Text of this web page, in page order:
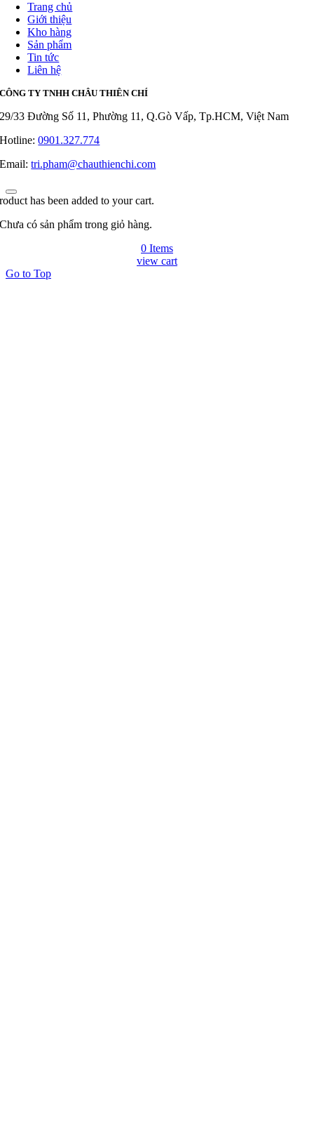
Trang chủ
Giới thiệu
Kho hàng
Sản phẩm
Tin tức
Liên hệ
CÔNG TY TNHH CHÂU THIÊN CHÍ
29/33 Đường Số 11, Phường 11, Q.Gò Vấp, Tp.HCM, Việt Nam
Hotline:0901.327.774
Email:tri.pham@chauthienchi.com
has been added to your cart.
Chưa có sản phẩm trong giỏ hàng.
0 Items
view cart
Go to Top